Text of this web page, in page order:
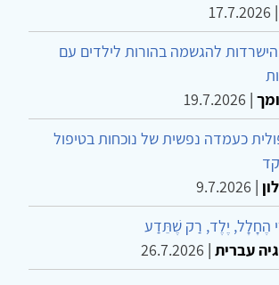
|
17.7.2026
להגשמה בהורות לילדים עם
|
19.7.2026
כעמדה נפשית של נוכחות בטיפול
|
9.7.2026
הֶחָלָל, יֶלֶד, רַק שֶׁתֵּדַע
עברית |
26.7.2026